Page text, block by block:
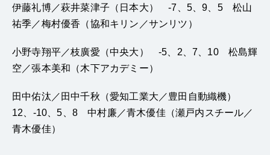
伊藤礼博／萩井菜津子（日本大） -7、5、9、5 松山
祐季／梅村優香（協和キリン／サンリツ）
小野寺翔平／枝廣愛（中央大） -5、2、7、10 松島輝
空／張本美和（木下アカデミー）
田中佑汰／田中千秋（愛知工業大／豊田自動織機）
12、-10、5、8 中村廉／青木優佳（瀬戸内スチール／
青木優佳）